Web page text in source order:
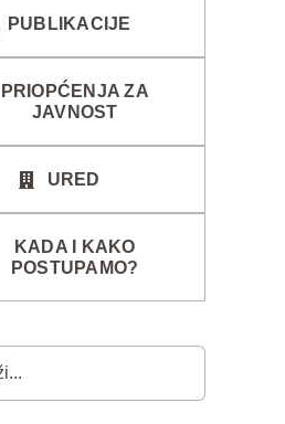
PUBLIKACIJE
PRIOPĆENJA ZA
JAVNOST
URED
KADA I KAKO
POSTUPAMO?